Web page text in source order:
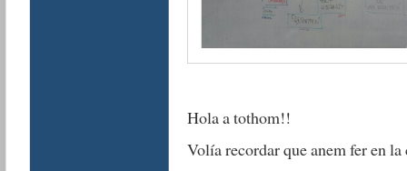
Hola a tothom!!
Volía recordar que anem fer en